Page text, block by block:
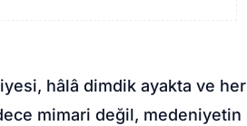
hâlâ dimdik ayakta ve her
mimari değil, medeniyetin